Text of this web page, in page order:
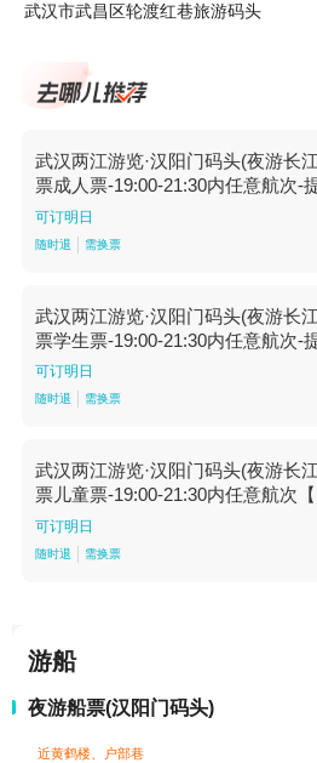
武汉市武昌区轮渡红巷旅游码头
武汉两江游览·汉阳门码头(夜游长
票成人票-19:00-21:30内任意航次-
【19:00-21:30内任意航次】
可订明日
随时退 需换票
武汉两江游览·汉阳门码头(夜游长
票学生票-19:00-21:30内任意航次-
【19:00-21:30内任意航次】
可订明日
随时退 需换票
武汉两江游览·汉阳门码头(夜游长
票儿童票-19:00-21:30内任意航次
21:30内任意航次】
可订明日
随时退 需换票
游船
夜游船票(汉阳门码头)
近黄鹤楼、户部巷